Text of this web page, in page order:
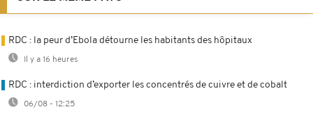
RDC : la peur d’Ebola détourne les habitants des hôpitaux
Il y a 16 heures
RDC : interdiction d’exporter les concentrés de cuivre et de cobalt
06/08 - 12:25